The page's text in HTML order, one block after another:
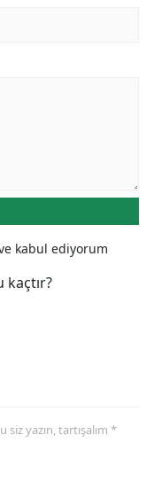
kabul ediyorum
kaçtır?
yazın, tartışalım *